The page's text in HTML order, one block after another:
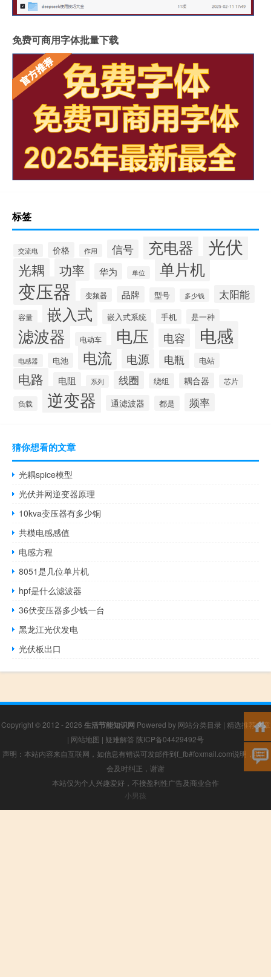
免费可商用字体批量下载
标签
交流电 价格 作用 信号 充电器 光伏
光耦 功率 华为 单位 单片机
变压器 变频器 品牌 型号 多少钱 太阳能
容量 嵌入式 嵌入式系统 手机 是一种
滤波器 电动车 电压 电容 电感
电感器 电池 电流 电源 电瓶 电站
电路 电阻 系列 线圈 绕组 耦合器 芯片
负载 逆变器 通滤波器 都是 频率
猜你想看的文章
光耦spice模型
光伏并网逆变器原理
10kva变压器有多少铜
共模电感感值
电感方程
8051是几位单片机
hpf是什么滤波器
36伏变压器多少钱一台
黑龙江光伏发电
光伏板出口
Copyright © 2012 - 2026 生活节能知识网 Powered by 网站分类目录 | 精选推荐文章
| 网站地图 | 疑难解答 陕ICP备04429492号
声明：本站内容来自互联网，如信息有错误可发邮件到f_fb#foxmail.com说明，我们
会及时纠正，谢谢
本站仅为个人兴趣爱好，不接盈利性广告及商业合作
小男孩